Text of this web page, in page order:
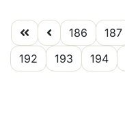
186 187
192
193 194